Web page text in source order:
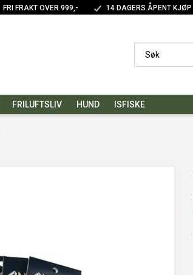
FRI FRAKT OVER 999,- 14 DAGERS ÅPENT KJØP
FRILUFTSLIV HUND ISFISKE